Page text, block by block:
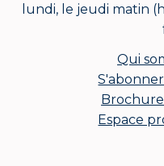
lundi, le jeudi matin
Qui
Espace